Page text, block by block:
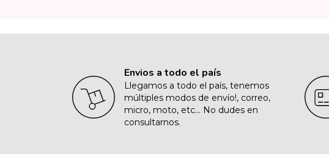
Envios a todo el país
Llegamos a todo el país, tenemos
múltiples modos de envío!, correo,
micro, moto, etc... No dudes en
consultarnos.